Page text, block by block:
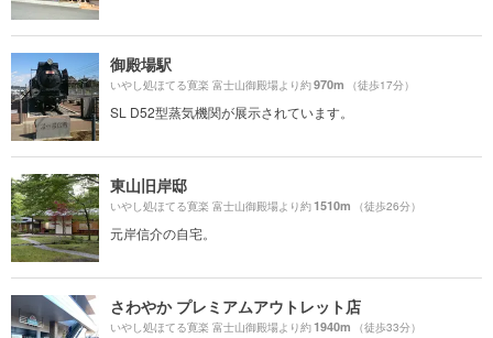
御殿場駅
いやし処ほてる寛楽 富士山御殿場より約970m （徒歩17分）
SL D52型蒸気機関が展示されています。
東山旧岸邸
いやし処ほてる寛楽 富士山御殿場より約1510m （徒歩26分）
元岸信介の自宅。
さわやか プレミアムアウトレット店
いやし処ほてる寛楽 富士山御殿場より約1940m （徒歩33分）